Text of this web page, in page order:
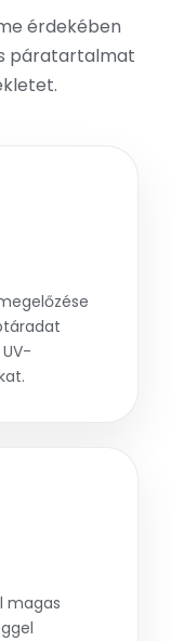
érdekében
páratartalmat
magas